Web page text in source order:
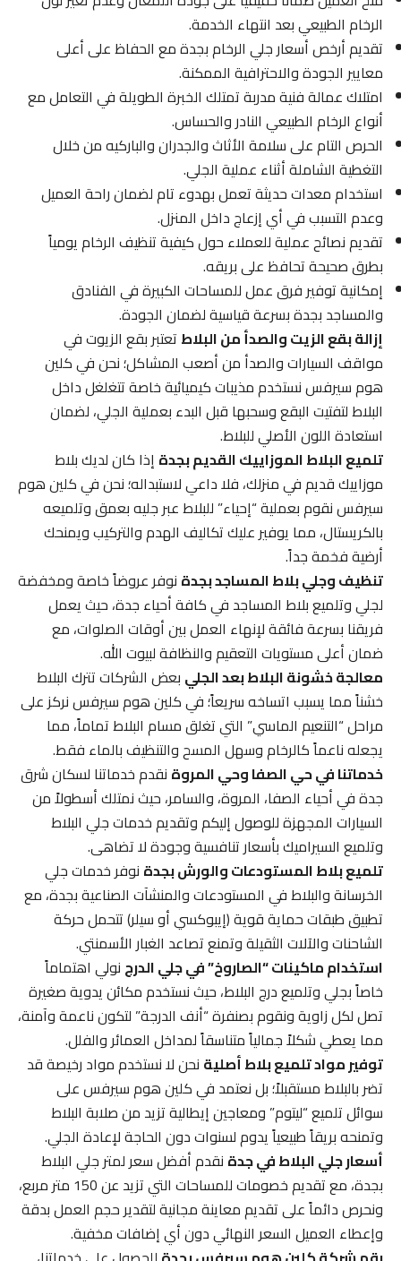
الرخام الطبيعي بعد انتهاء الخدمة.
تقديم أرخص أسعار جلي الرخام بجدة مع الحفاظ على أعلى
معايير الجودة والاحترافية الممكنة.
امتلاك عمالة فنية مدربة تمتلك الخبرة الطويلة في التعامل مع
أنواع الرخام الطبيعي النادر والحساس.
الحرص التام على سلامة الأثاث والجدران والباركيه من خلال
التغطية الشاملة أثناء عملية الجلي.
استخدام معدات حديثة تعمل بهدوء تام لضمان راحة العميل
وعدم التسبب في أي إزعاج داخل المنزل.
تقديم نصائح عملية للعملاء حول كيفية تنظيف الرخام يومياً
بطرق صحيحة تحافظ على بريقه.
إمكانية توفير فرق عمل للمساحات الكبيرة في الفنادق
والمساجد بجدة بسرعة قياسية لضمان الجودة.
إزالة بقع الزيت والصدأ من البلاطتعتبر بقع الزيوت في
مواقف السيارات والصدأ من أصعب المشاكل؛ نحن في كلين
هوم سيرفس نستخدم مذيبات كيميائية خاصة تتغلغل داخل
البلاط لتفتيت البقع وسحبها قبل البدء بعملية الجلي، لضمان
استعادة اللون الأصلي للبلاط.
تلميع البلاط الموزاييك القديم بجدةإذا كان لديك بلاط
موزاييك قديم في منزلك، فلا داعي لاستبداله؛ نحن في كلين هوم
سيرفس نقوم بعملية “إحياء” للبلاط عبر جليه بعمق وتلميعه
بالكريستال، مما يوفير عليك تكاليف الهدم والتركيب ويمنحك
أرضية فخمة جداً.
تنظيف وجلي بلاط المساجد بجدةنوفر عروضاً خاصة ومخفضة
لجلي وتلميع بلاط المساجد في كافة أحياء جدة، حيث يعمل
فريقنا بسرعة فائقة لإنهاء العمل بين أوقات الصلوات، مع
ضمان أعلى مستويات التعقيم والنظافة لبيوت الله.
معالجة خشونة البلاط بعد الجليبعض الشركات تترك البلاط
خشناً مما يسبب اتساخه سريعاً؛ في كلين هوم سيرفس نركز على
مراحل “التنعيم الماسي” التي تغلق مسام البلاط تماماً، مما
يجعله ناعماً كالرخام وسهل المسح والتنظيف بالماء فقط.
خدماتنا في حي الصفا وحي المروةنقدم خدماتنا لسكان شرق
جدة في أحياء الصفا، المروة، والسامر، حيث نمتلك أسطولاً من
السيارات المجهزة للوصول إليكم وتقديم خدمات جلي البلاط
وتلميع السيراميك بأسعار تنافسية وجودة لا تضاهى.
تلميع بلاط المستودعات والورش بجدةنوفر خدمات جلي
الخرسانة والبلاط في المستودعات والمنشآت الصناعية بجدة، مع
تطبيق طبقات حماية قوية (إيبوكسي أو سيلر) تتحمل حركة
الشاحنات والآلات الثقيلة وتمنع تصاعد الغبار الأسمنتي.
استخدام ماكينات “الصاروخ” في جلي الدرجنولي اهتماماً
خاصاً بجلي وتلميع درج البلاط، حيث نستخدم مكائن يدوية صغيرة
تصل لكل زاوية ونقوم بصنفرة “أنف الدرجة” لتكون ناعمة وآمنة،
مما يعطي شكلاً جمالياً متناسقاً لمداخل العمائر والفلل.
توفير مواد تلميع بلاط أصليةنحن لا نستخدم مواد رخيصة قد
تضر بالبلاط مستقبلاً؛ بل نعتمد في كلين هوم سيرفس على
سوائل تلميع “ليتوم” ومعاجين إيطالية تزيد من صلابة البلاط
وتمنحه بريقاً طبيعياً يدوم لسنوات دون الحاجة لإعادة الجلي.
أسعار جلي البلاط في جدةنقدم أفضل سعر لمتر جلي البلاط
بجدة، مع تقديم خصومات للمساحات التي تزيد عن 150 متر مربع،
ونحرص دائماً على تقديم معاينة مجانية لتقدير حجم العمل بدقة
وإعطاء العميل السعر النهائي دون أي إضافات مخفية.